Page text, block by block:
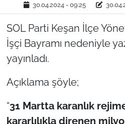
30.04.2024 - 09:25
SOL Parti Keşan İlçe
İşçi Bayramı nedeniyle
yayınladı.
Açıklama şöyle;
“31 Martta karanlık
kararlılıkla direnen
SPOR
YAŞAM
EDİRNE
TEKİRDAĞ
KIRKLARELİ